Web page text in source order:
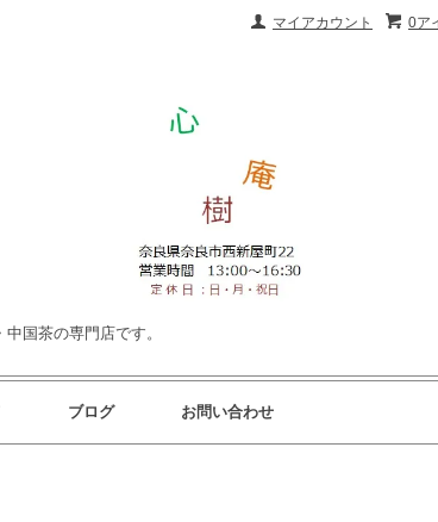
0ア
マイアカウント
国茶の専門店です。
ブログ お問い合わせ